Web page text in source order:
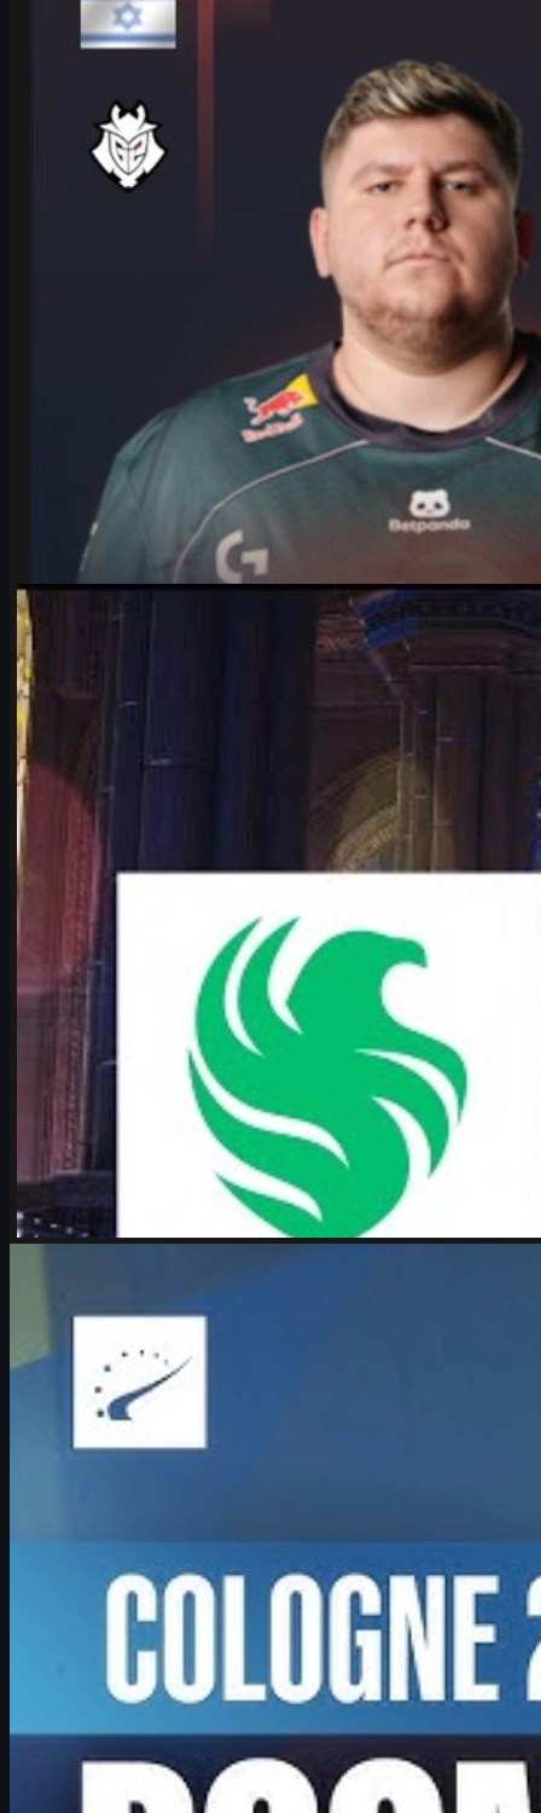
스킨 이야기
G2 HeavyGod의 IEM 쾰른 메이저 플레이오프 인터뷰와 준비 루
틴, 팀 전략, 멘탈 관리, 그리고 CS2 스킨을 즐기는 법까지 한 번
에 정리했습니다.
6월 17, 2026
카운터 스트라이크 26월 17, 2026
IEM 쾰른 메이저 2026 플레이오프, Falcons vs
Vitality 완전 분석
IEM 쾰른 메이저 2026 플레이오프 최고의 빅매치 Falcons vs
Vitality. karrigan과 ropz의 운명 재회, 전력 비교, 맵 풀, 변수, CS2
스킨까지 한 번에 정리.
6월 17, 2026
제작:
Johnson
카운터 스트라이크 26월 17, 2026
Boombl4 인터뷰: 메이저 기적 run과 CS2에서의 두
IEM 쾰른 메이저 2026에서 기적의 플레이오프를 이끈 Boombl4
의 복귀 스토리, 젊은 팀과의 도전, 그리고 CS2 커리어와 스킨 문
제작: David William